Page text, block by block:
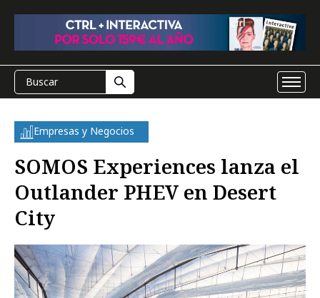
Empresas y Negocios
SOMOS Experiences lanza el
Outlander PHEV en Desert
City